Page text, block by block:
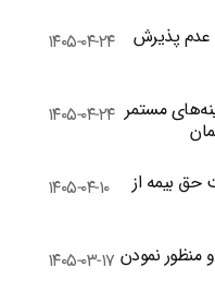
عدم پذیرش
۱۴۰۵-۰۴-۲۴
مستمر ۱۴۰۵-۰۴-۲۴
حق بیمه از
۱۴۰۵-۰۴-۱۰
نمودن ۱۴۰۵-۰۳-۱۷